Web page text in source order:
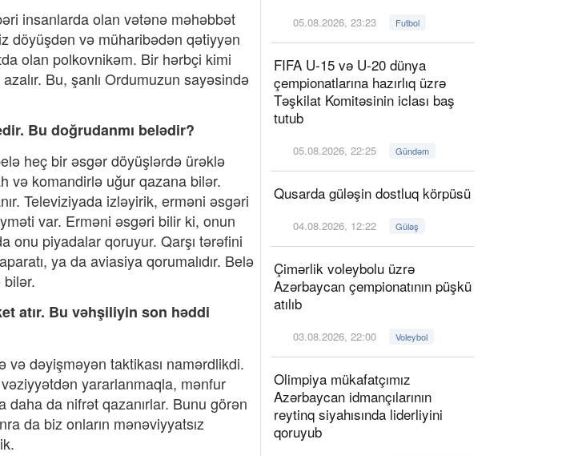
insanlarda olan vətənə məhəbbət
döyüşdən və müharibədən qətiyyən
olan polkovnikəm. Bir hərbçi kimi
Bu, şanlı Ordumuzun sayəsində
Bu doğrudanmı belədir?
heç bir əsgər döyüşlərdə ürəklə
və komandirlə uğur qazana bilər.
Televiziyada izləyirik, erməni əsgəri
var. Erməni əsgəri bilir ki, onun
onu piyadalar qoruyur. Qarşı tərəfini
ya da aviasiya qorumalıdır. Belə
bilər.
atır. Bu vəhşiliyin son həddi
və dəyişməyən taktikası namərdlikdi.
yararlanmaqla, mənfur
da nifrət qazanırlar. Bunu görən
da biz onların mənəviyyatsız
05.08.2026, 23:23 Futbol
FIFA U-15 və U-20 dünya
çempionatlarına hazırlıq üzrə
Təşkilat Komitəsinin iclası baş
tutub
05.08.2026, 22:25 Gündəm
Qusarda güləşin dostluq körpüsü
04.08.2026, 12:22 Güləş
Çimərlik voleybolu üzrə
Azərbaycan çempionatının püşkü
atılıb
03.08.2026, 22:00 Voleybol
Olimpiya mükafatçımız
Azərbaycan idmançılarının
reytinq siyahısında liderliyini
qoruyub